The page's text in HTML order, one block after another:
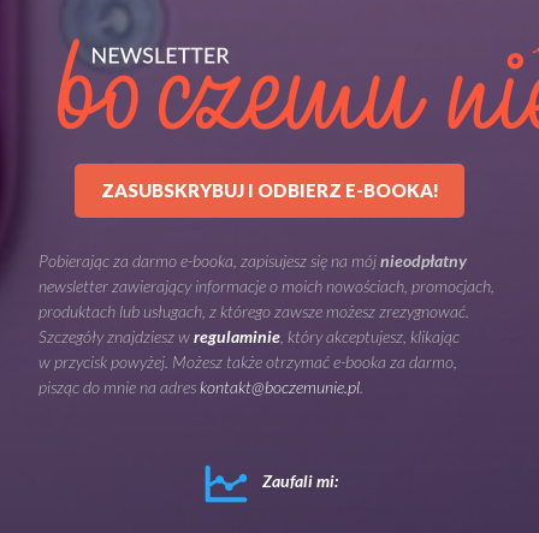
ZASUBSKRYBUJ I ODBIERZ E-BOOKA!
Pobierając za darmo e-booka, zapisujesz się na mójnieodpłatny
newsletter zawierający informacje o moich nowościach, promocjach,
produktach lub usługach, z którego zawsze możesz zrezygnować.
Szczegóły znajdziesz wregulaminie , który akceptujesz, klikając
w przycisk powyżej. Możesz także otrzymać e-booka za darmo,
pisząc do mnie na adreskontakt@boczemunie.pl
Zaufali mi: